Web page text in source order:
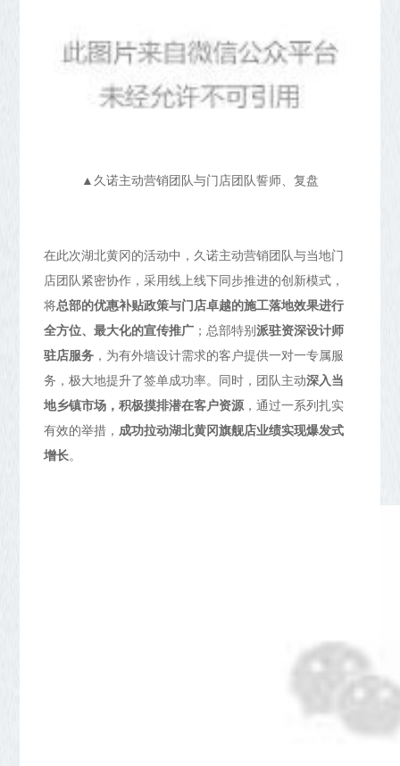
▲久诺主动营销团队与门店团队誓师、复盘
在此次湖北黄冈的活动中，久诺主动营销团队与当地门
店团队紧密协作，采用线上线下同步推进的创新模式，
将总部的优惠补贴政策与门店卓越的施工落地效果进行
全方位、最大化的宣传推广 ；总部特别派驻资深设计师
驻店服务 ，为有外墙设计需求的客户提供一对一专属服
务，极大地提升了签单成功率。同时，团队主动深入当
地乡镇市场，积极摸排潜在客户资源 ，通过一系列扎实
有效的举措， 成功拉动湖北黄冈旗舰店业绩实现爆发式
增长。